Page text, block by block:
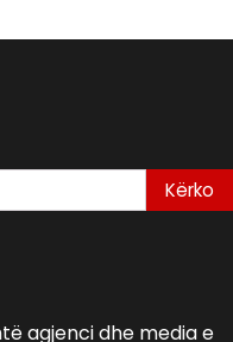
agjenci dhe media e